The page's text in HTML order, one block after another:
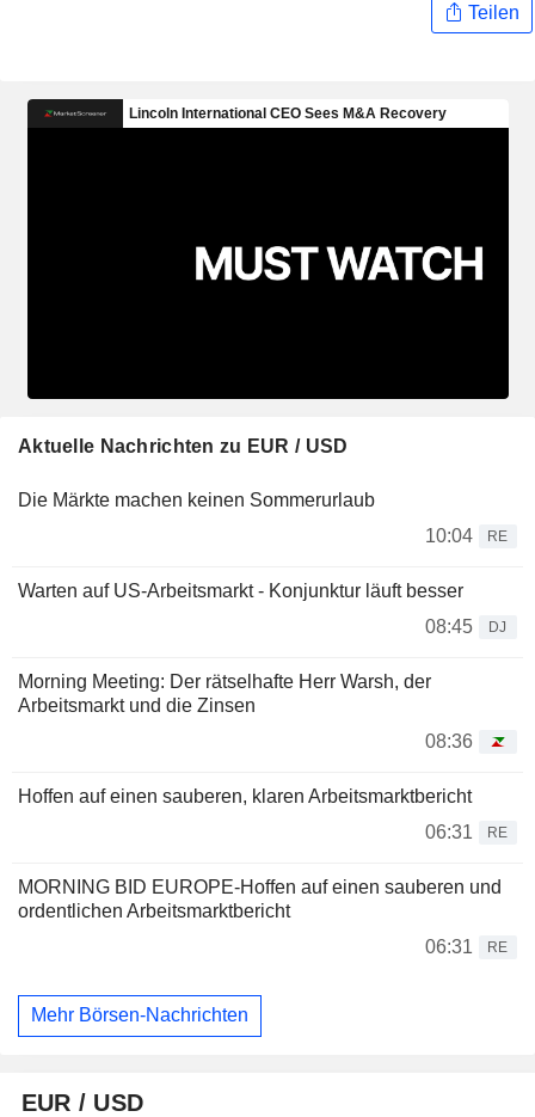
Teilen
Aktuelle Nachrichten zu EUR / USD
Die Märkte machen keinen Sommerurlaub
10:04
RE
Warten auf US-Arbeitsmarkt - Konjunktur läuft besser
08:45
DJ
Morning Meeting: Der rätselhafte Herr Warsh, der
Arbeitsmarkt und die Zinsen
08:36
Hoffen auf einen sauberen, klaren Arbeitsmarktbericht
06:31
RE
MORNING BID EUROPE-Hoffen auf einen sauberen und
ordentlichen Arbeitsmarktbericht
06:31
RE
Mehr Börsen-Nachrichten
EUR / USD